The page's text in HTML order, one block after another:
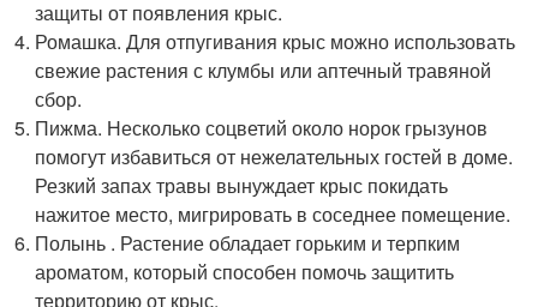
защиты от появления крыс.
Ромашка. Для отпугивания крыс можно использовать
свежие растения с клумбы или аптечный травяной
сбор.
Пижма. Несколько соцветий около норок грызунов
помогут избавиться от нежелательных гостей в доме.
Резкий запах травы вынуждает крыс покидать
нажитое место, мигрировать в соседнее помещение.
Полынь . Растение обладает горьким и терпким
ароматом, который способен помочь защитить
территорию от крыс.